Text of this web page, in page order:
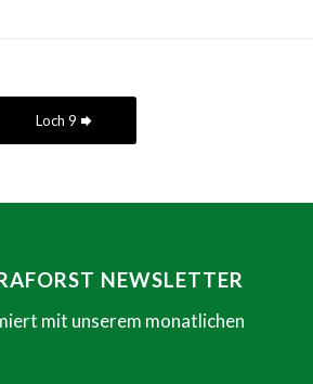
Loch 9
NEWSLETTER
mit unserem monatlichen